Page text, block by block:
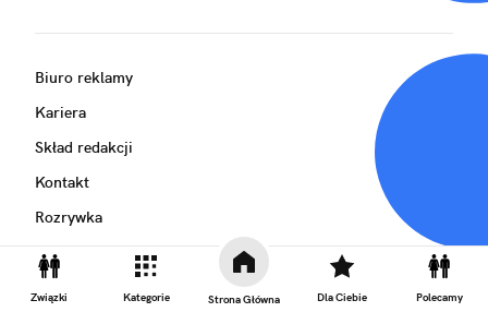
Związki Kategorie Strona Główna Dla Ciebie Polecamy
Biuro reklamy
Kariera
Skład redakcji
Kontakt
Rozrywka
Newsroom